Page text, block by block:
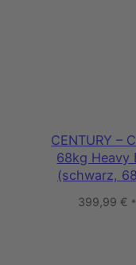
CENTURY –
68kg Heavy
(schwarz,
399,99 € *